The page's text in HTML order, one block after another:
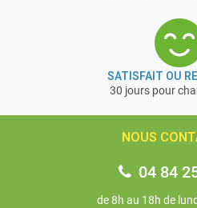
SATISFAIT OU
30 jours pour
NOUS
04 84
de 8h au 18h de